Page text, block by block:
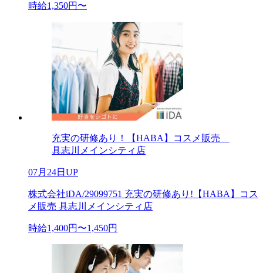
時給1,350円〜
充実の研修あり！【HABA】コスメ販売
具志川メインシティ店
07月24日UP
株式会社iDA/29099751 充実の研修あり!【HABA】コス
メ販売 具志川メインシティ店
時給1,400円〜1,450円